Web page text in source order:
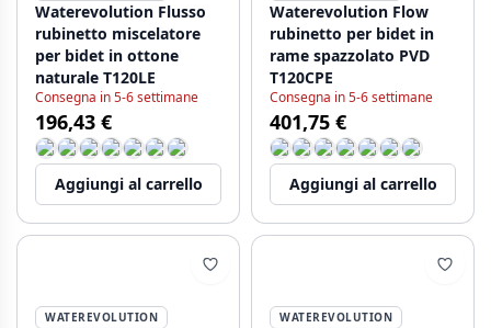
Waterevolution Flusso
rubinetto miscelatore
per bidet in ottone
naturale T120LE
Consegna in 5-6 settimane
196,43 €
Aggiungi al carrello
Waterevolution Flow
rubinetto per bidet in
rame spazzolato PVD
T120CPE
Consegna in 5-6 settimane
401,75 €
Aggiungi al carrello
WATEREVOLUTION WATEREVOLUTION